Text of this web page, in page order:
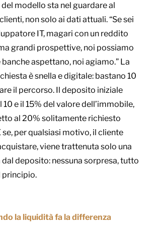
del modello sta nel guardare al
non solo ai dati attuali. “Se sei
IT, magari con un reddito
grandi prospettive, noi possiamo
aspettano, noi agiamo.” La
è snella e digitale: bastano 10
il percorso. Il deposito iniziale
10 e il 15% del valore dell’immobile,
al 20% solitamente richiesto
se, per qualsiasi motivo, il cliente
viene trattenuta solo una
deposito: nessuna sorpresa, tutto
principio.
la liquidità fa la differenza